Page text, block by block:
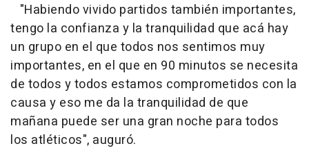
"Habiendo vivido partidos también importantes,
tengo la confianza y la tranquilidad que acá hay
un grupo en el que todos nos sentimos muy
importantes, en el que en 90 minutos se necesita
de todos y todos estamos comprometidos con la
causa y eso me da la tranquilidad de que
mañana puede ser una gran noche para todos
los atléticos", auguró.